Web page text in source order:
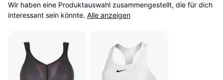
Wir haben eine Produktauswahl zusammengestellt, die für dich
interessant sein könnte. Alle anzeigen